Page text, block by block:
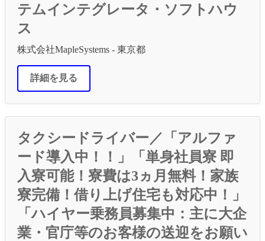
テムインテグレータ・ソフトハウ
ス
株式会社MapleSystems - 東京都
詳細を見る
タクシードライバー／「アルファ
ード導入中！！」「単身社員寮 即
入寮可能！寮費は3ヵ月無料！家族
寮完備！借り上げ住宅も対応中！」
「ハイヤー乗務員募集中：主に大企
業・官庁等のお客様の送迎をお願い